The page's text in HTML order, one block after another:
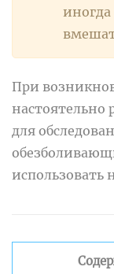
иногда
При
настоятельно
для
использовать